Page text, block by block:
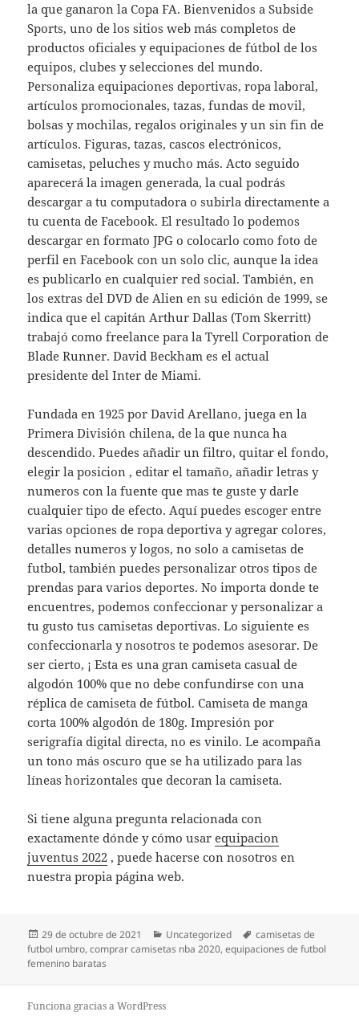
la que ganaron la Copa FA. Bienvenidos a Subside
Sports, uno de los sitios web más completos de
productos oficiales y equipaciones de fútbol de los
equipos, clubes y selecciones del mundo.
Personaliza equipaciones deportivas, ropa laboral,
artículos promocionales, tazas, fundas de movil,
bolsas y mochilas, regalos originales y un sin fin de
artículos. Figuras, tazas, cascos electrónicos,
camisetas, peluches y mucho más. Acto seguido
aparecerá la imagen generada, la cual podrás
descargar a tu computadora o subirla directamente a
tu cuenta de Facebook. El resultado lo podemos
descargar en formato JPG o colocarlo como foto de
perfil en Facebook con un solo clic, aunque la idea
es publicarlo en cualquier red social. También, en
los extras del DVD de Alien en su edición de 1999, se
indica que el capitán Arthur Dallas (Tom Skerritt)
trabajó como freelance para la Tyrell Corporation de
Blade Runner. David Beckham es el actual
presidente del Inter de Miami.
Fundada en 1925 por David Arellano, juega en la
Primera División chilena, de la que nunca ha
descendido. Puedes añadir un filtro, quitar el fondo,
elegir la posicion , editar el tamaño, añadir letras y
numeros con la fuente que mas te guste y darle
cualquier tipo de efecto. Aquí puedes escoger entre
varias opciones de ropa deportiva y agregar colores,
detalles numeros y logos, no solo a camisetas de
futbol, también puedes personalizar otros tipos de
prendas para varios deportes. No importa donde te
encuentres, podemos confeccionar y personalizar a
tu gusto tus camisetas deportivas. Lo siguiente es
confeccionarla y nosotros te podemos asesorar. De
ser cierto, ¡ Esta es una gran camiseta casual de
algodón 100% que no debe confundirse con una
réplica de camiseta de fútbol. Camiseta de manga
corta 100% algodón de 180g. Impresión por
serigrafía digital directa, no es vinilo. Le acompaña
un tono más oscuro que se ha utilizado para las
líneas horizontales que decoran la camiseta.
Si tiene alguna pregunta relacionada con
exactamente dónde y cómo usarequipacion
juventus 2022 , puede hacerse con nosotros en
nuestra propia página web.
Publicado
el
29 de octubre de 2021 Categorías
Uncategorized Etiquetas
camisetas de
futbol umbro,comprar camisetas nba 2020,equipaciones de futbol
femenino baratas
Funciona gracias a WordPress